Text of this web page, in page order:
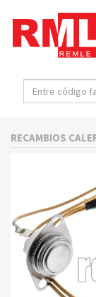
RECAMBIOS